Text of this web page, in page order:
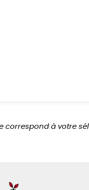
correspond à votre